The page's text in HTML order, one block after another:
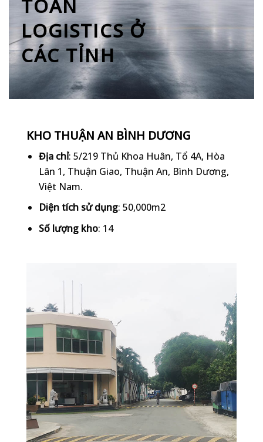
TOÀN
LOGISTICS Ở
CÁC TỈNH
KHO THUẬN AN BÌNH DƯƠNG
Địa chỉ: 5/219 Thủ Khoa Huân, Tổ 4A, Hòa
Lân 1, Thuận Giao, Thuận An, Bình Dương,
Việt Nam.
Diện tích sử dụng: 50,000m2
Số lượng kho: 14